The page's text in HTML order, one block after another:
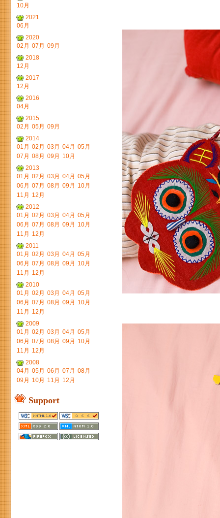
10月
2021
06月
2020
02月 07月 09月
2018
12月
2017
12月
2016
04月
2015
02月 05月 09月
2014
01月 02月 03月 04月 05月
07月 08月 09月
10月
2013
01月 02月 03月 04月 05月
06月 07月 08月 09月
10月
11月
12月
2012
01月 02月 03月 04月 05月
06月 07月 08月 09月
10月
11月
12月
2011
01月 02月 03月 04月 05月
06月 07月 08月 09月
10月
11月
12月
2010
01月 02月 03月 04月 05月
06月 07月 08月 09月
10月
11月
12月
2009
01月 02月 03月 04月 05月
06月 07月 08月 09月
10月
11月
12月
2008
04月 05月 06月 07月 08月
09月
10月 11月 12月
Support